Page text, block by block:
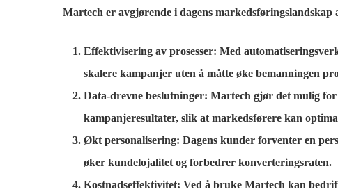
Martech er avgjørende i dagens markedsføringslandskap
Effektivisering av prosesser: Med
skalere kampanjer uten å måtte øke bemanningen
Data-drevne beslutninger: Martech gjør det mulig for
kampanjeresultater, slik at markedsførere kan
Økt personalisering: Dagens kunder forventer en
øker kundelojalitet og forbedrer konverteringsraten.
Kostnadseffektivitet: Ved å bruke Martech kan